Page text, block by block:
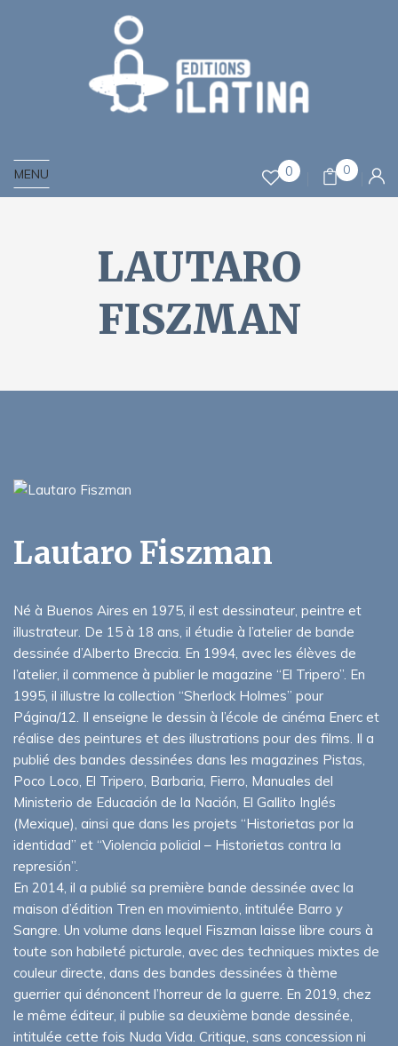
MENU 0 0
LAUTARO
FISZMAN
Lautaro Fiszman
Né à Buenos Aires en 1975, il est dessinateur, peintre et
illustrateur. De 15 à 18 ans, il étudie à l’atelier de bande
dessinée d’Alberto Breccia. En 1994, avec les élèves de
l’atelier, il commence à publier le magazine “El Tripero”. En
1995, il illustre la collection “Sherlock Holmes” pour
Página/12. Il enseigne le dessin à l’école de cinéma Enerc et
réalise des peintures et des illustrations pour des films. Il a
publié des bandes dessinées dans les magazines Pistas,
Poco Loco, El Tripero, Barbaria, Fierro, Manuales del
Ministerio de Educación de la Nación, El Gallito Inglés
(Mexique), ainsi que dans les projets “Historietas por la
identidad” et “Violencia policial – Historietas contra la
represión”.
En 2014, il a publié sa première bande dessinée avec la
maison d’édition Tren en movimiento, intitulée Barro y
Sangre. Un volume dans lequel Fiszman laisse libre cours à
toute son habileté picturale, avec des techniques mixtes de
couleur directe, dans des bandes dessinées à thème
guerrier qui dénoncent l’horreur de la guerre. En 2019, chez
le même éditeur, il publie sa deuxième bande dessinée,
intitulée cette fois Nuda Vida. Critique, sans concession ni